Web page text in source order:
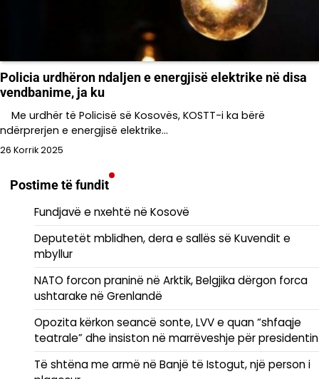
Policia urdhëron ndaljen e energjisë elektrike në disa
vendbanime, ja ku
Me urdhër të Policisë së Kosovës, KOSTT-i ka bërë
ndërprerjen e energjisë elektrike…
26 Korrik 2025
Postime të fundit
Fundjavë e nxehtë në Kosovë
Deputetët mblidhen, dera e sallës së Kuvendit e
mbyllur
NATO forcon praninë në Arktik, Belgjika dërgon forca
ushtarake në Grenlandë
Opozita kërkon seancë sonte, LVV e quan “shfaqje
teatrale” dhe insiston në marrëveshje për presidentin
Të shtëna me armë në Banjë të Istogut, një person i